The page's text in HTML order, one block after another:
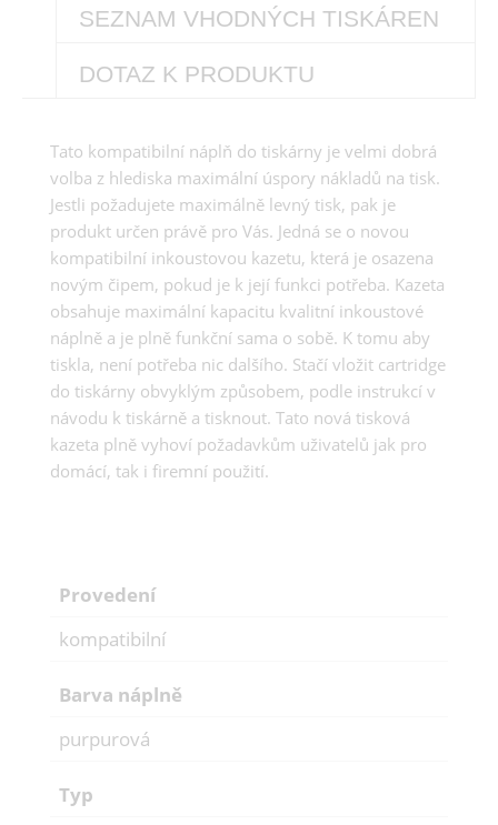
SEZNAM VHODNÝCH TISKÁREN
DOTAZ K PRODUKTU
Tato kompatibilní náplň do tiskárny je velmi dobrá
volba z hlediska maximální úspory nákladů na tisk.
Jestli požadujete maximálně levný tisk, pak je
produkt určen právě pro Vás. Jedná se o novou
kompatibilní inkoustovou kazetu, která je osazena
novým čipem, pokud je k její funkci potřeba. Kazeta
obsahuje maximální kapacitu kvalitní inkoustové
náplně a je plně funkční sama o sobě. K tomu aby
tiskla, není potřeba nic dalšího. Stačí vložit cartridge
do tiskárny obvyklým způsobem, podle instrukcí v
návodu k tiskárně a tisknout. Tato nová tisková
kazeta plně vyhoví požadavkům uživatelů jak pro
domácí, tak i firemní použití.
Provedení
kompatibilní
Barva náplně
purpurová
Typ